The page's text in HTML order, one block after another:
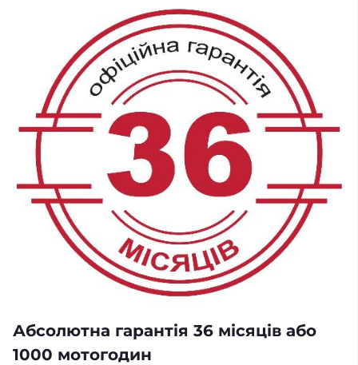
Абсолютна гарантія 36 місяців або
1000 мотогодин